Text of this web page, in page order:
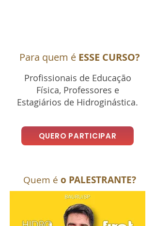
Para quem é ESSE CURSO?
Profissionais de Educação
Física, Professores e
Estagiários de Hidroginástica.
QUERO PARTICIPAR
Quem é o PALESTRANTE?